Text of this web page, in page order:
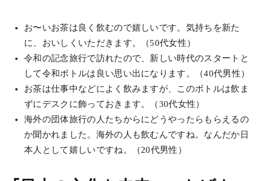
お〜いお茶は良く飲むので嬉しいです。気持ちを新た
に、おいしくいただきます。（50代女性）
令和の記念旅行で訪れたので、新しい時代のスタートと
して令和ボトルは良い思い出になります。（40代男性）
お茶は仕事中などによく飲みますが、このボトルは飲ま
ずにデスクに飾っておきます。（30代女性）
海外の団体旅行の人たちからにどうやったらもらえるの
か聞かれました。海外の人も飲むんですね。なんだか日
本人として嬉しいですね。（20代男性）